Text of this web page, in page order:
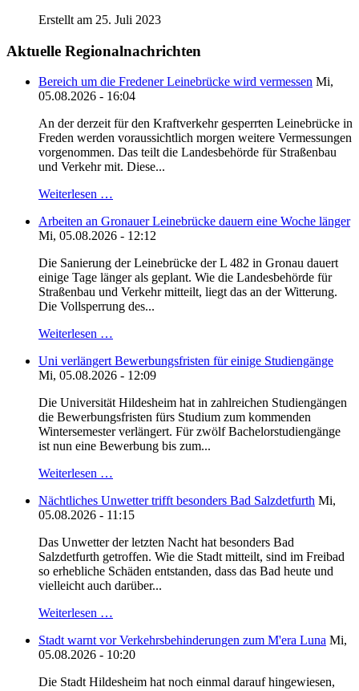
Erstellt am 25. Juli 2023
Aktuelle Regionalnachrichten
Bereich um die Fredener Leinebrücke wird vermessen Mi,
05.08.2026 - 16:04
An der derzeit für den Kraftverkehr gesperrten Leinebrücke in
Freden werden voraussichtlich morgen weitere Vermessungen
vorgenommen. Das teilt die Landesbehörde für Straßenbau
und Verkehr mit. Diese...
Weiterlesen …
Arbeiten an Gronauer Leinebrücke dauern eine Woche länger
Mi, 05.08.2026 - 12:12
Die Sanierung der Leinebrücke der L 482 in Gronau dauert
einige Tage länger als geplant. Wie die Landesbehörde für
Straßenbau und Verkehr mitteilt, liegt das an der Witterung.
Die Vollsperrung des...
Weiterlesen …
Uni verlängert Bewerbungsfristen für einige Studiengänge
Mi, 05.08.2026 - 12:09
Die Universität Hildesheim hat in zahlreichen Studiengängen
die Bewerbungsfristen fürs Studium zum kommenden
Wintersemester verlängert. Für zwölf Bachelorstudiengänge
ist nun eine Bewerbung bis zum...
Weiterlesen …
Nächtliches Unwetter trifft besonders Bad Salzdetfurth Mi,
05.08.2026 - 11:15
Das Unwetter der letzten Nacht hat besonders Bad
Salzdetfurth getroffen. Wie die Stadt mitteilt, sind im Freibad
so erhebliche Schäden entstanden, dass das Bad heute und
vielleicht auch darüber...
Weiterlesen …
Stadt warnt vor Verkehrsbehinderungen zum M'era Luna Mi,
05.08.2026 - 10:20
Die Stadt Hildesheim hat noch einmal darauf hingewiesen,